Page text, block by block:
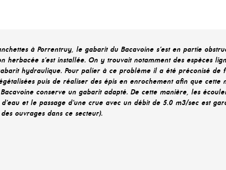
à Porrentruy, le gabarit du Bacavoine s’est en partie
herbacée s’est installée. On y trouvait notamment des espèces
hydraulique. Pour palier à ce problème il a été préconisé de
puis de réaliser des épis en enrochement afin que cette
conserve un gabarit adapté. De cette manière, les
et le passage d’une crue avec un débit de 5.0 m3/sec est
ouvrages dans ce secteur).